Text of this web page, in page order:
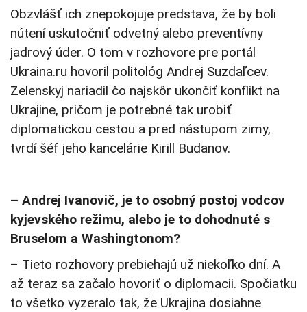
Obzvlášť ich znepokojuje predstava, že by boli
nútení uskutočniť odvetný alebo preventívny
jadrový úder. O tom v rozhovore pre portál
Ukraina.ru hovoril politológ Andrej Suzdaľcev.
Zelenskyj nariadil čo najskôr ukončiť konflikt na
Ukrajine, pričom je potrebné tak urobiť
diplomatickou cestou a pred nástupom zimy,
tvrdí šéf jeho kancelárie Kirill Budanov.
– Andrej Ivanovič, je to osobný postoj vodcov
kyjevského režimu, alebo je to dohodnuté s
Bruselom a Washingtonom?
– Tieto rozhovory prebiehajú už niekoľko dní. A
až teraz sa začalo hovoriť o diplomacii. Spočiatku
to všetko vyzeralo tak, že Ukrajina dosiahne